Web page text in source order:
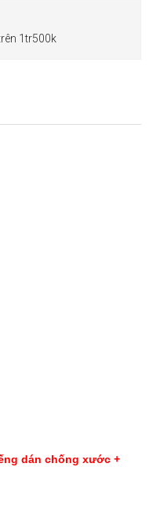
1tr500k
dán chống xước +